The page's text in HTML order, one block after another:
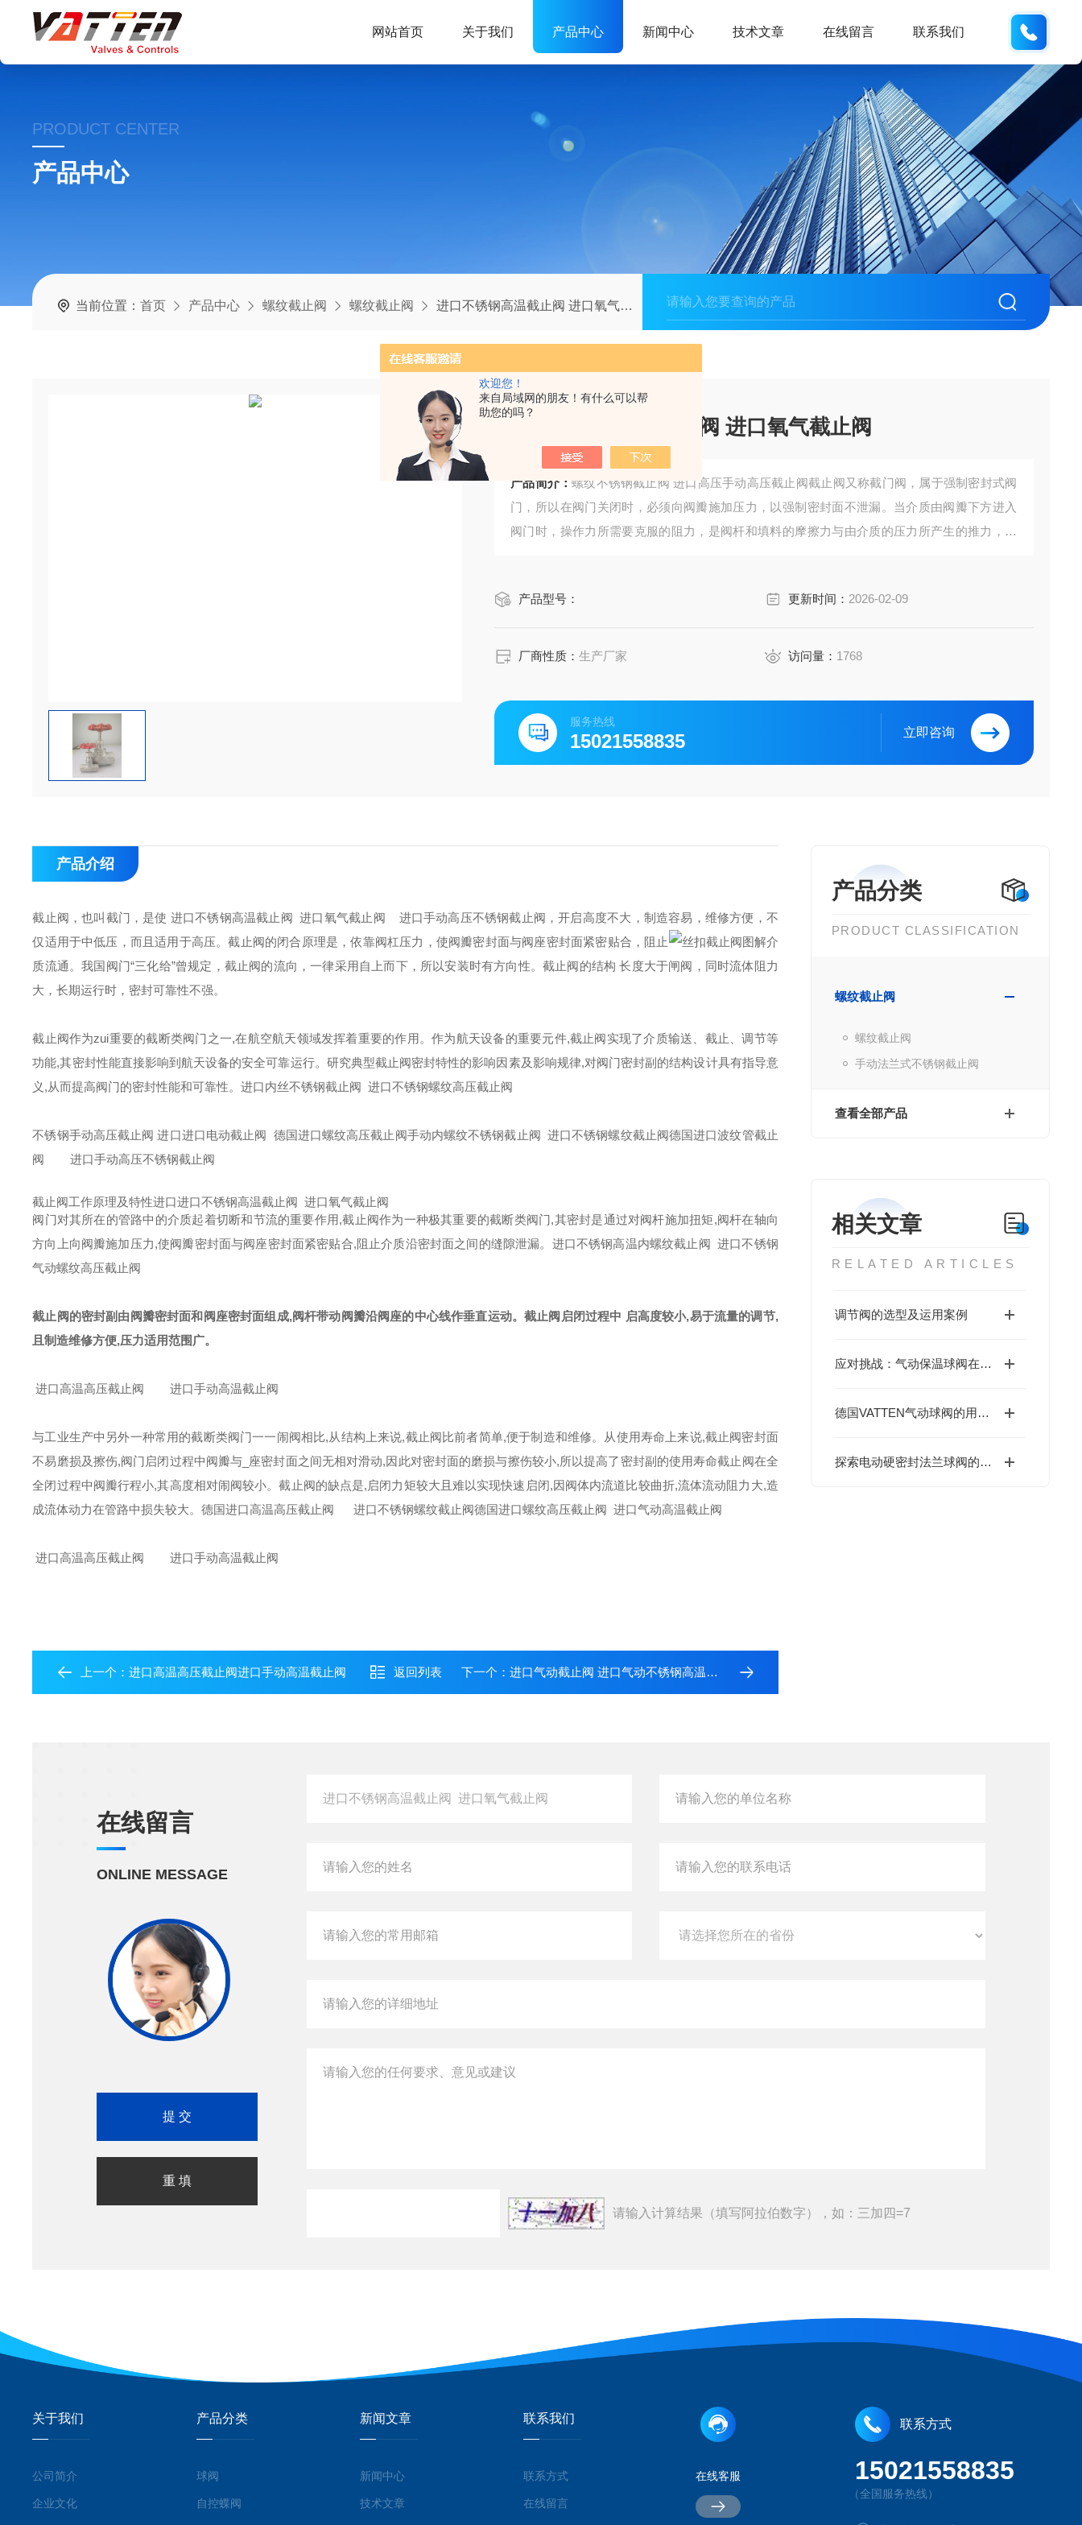
欢迎您！
来自局域网的朋友！有什么可以帮
助您的吗？
网站首页 关于我们 产品中心 新闻中心 技术文章 在线留言 联系我们
PRODUCT CENTER
产品中心
当前位置：首页 产品中心 螺纹截止阀 螺纹截止阀 进口不锈钢高温截止阀 进口氧气截止阀
进口不锈钢高温截止阀 进口氧气截止阀
产品简介：螺纹不锈钢截止阀 进口高压手动高压截止阀截止阀又称截门阀，属于强制密封式阀
门，所以在阀门关闭时，必须向阀瓣施加压力，以强制密封面不泄漏。当介质由阀瓣下方进入
阀门时，操作力所需要克服的阻力，是阀杆和填料的摩擦力与由介质的压力所产生的推力，关
产品型号：
更新时间： 2026-02-09
厂商性质：生产厂家 访问量： 1768
服务热线
15021558835 立即咨询
产品分类
PRODUCT CLASSIFICATION
螺纹截止阀
螺纹截止阀
手动法兰式不锈钢截止阀
查看全部产品
相关文章
RELATED ARTICLES
调节阀的选型及运用案例
应对挑战：气动保温球阀在特殊工况中的表现
德国VATTEN气动球阀的用途及结构特点 Q611
探索电动硬密封法兰球阀的应用行业
产品介绍
截止阀，也叫截门，是使 进口不锈钢高温截止阀 进口氧气截止阀 进口手动高压不锈钢截止阀，开启高度不大，制造容易，维修方便，不
仅适用于中低压，而且适用于高压。截止阀的闭合原理是，依靠阀杠压力，使阀瓣密封面与阀座密封面紧密贴合，阻止
介
质流通。我国阀门“三化给”曾规定，截止阀的流向，一律采用自上而下，所以安装时有方向性。截止阀的结构 长度大于闸阀，同时流体阻力
大，长期运行时，密封可靠性不强。
截止阀作为zui重要的截断类阀门之一,在航空航天领域发挥着重要的作用。作为航天设备的重要元件,截止阀实现了介质输送、截止、调节等
功能,其密封性能直接影响到航天设备的安全可靠运行。研究典型截止阀密封特性的影响因素及影响规律,对阀门密封副的结构设计具有指导意
义,从而提高阀门的密封性能和可靠性。进口内丝不锈钢截止阀 进口不锈钢螺纹高压截止阀
不锈钢手动高压截止阀 进口进口电动截止阀 德国进口螺纹高压截止阀手动内螺纹不锈钢截止阀 进口不锈钢螺纹截止阀德国进口波纹管截止
阀 进口手动高压不锈钢截止阀
截止阀工作原理及特性进口进口不锈钢高温截止阀 进口氧气截止阀
阀门对其所在的管路中的介质起着切断和节流的重要作用,截止阀作为一种极其重要的截断类阀门,其密封是通过对阀杆施加扭矩,阀杆在轴向
方向上向阀瓣施加压力,使阀瓣密封面与阀座密封面紧密贴合,阻止介质沿密封面之间的缝隙泄漏。进口不锈钢高温内螺纹截止阀 进口不锈钢
气动螺纹高压截止阀
截止阀的密封副由阀瓣密封面和阀座密封面组成,阀杆带动阀瓣沿阀座的中心线作垂直运动。截止阀启闭过程中 启高度较小,易于流量的调节,
且制造维修方便,压力适用范围广。
进口高温高压截止阀 进口手动高温截止阀
与工业生产中另外一种常用的截断类阀门一一闹阀相比,从结构上来说,截止阀比前者简单,便于制造和维修。从使用寿命上来说,截止阀密封面
不易磨损及擦伤,阀门启闭过程中阀瓣与_座密封面之间无相对滑动,因此对密封面的磨损与擦伤较小,所以提高了密封副的使用寿命截止阀在全
全闭过程中阀瓣行程小,其高度相对闹阀较小。截止阀的缺点是,启闭力矩较大且难以实现快速启闭,因阀体内流道比较曲折,流体流动阻力大,造
成流体动力在管路中损失较大。德国进口高温高压截止阀 进口不锈钢螺纹截止阀德国进口螺纹高压截止阀 进口气动高温截止阀
进口高温高压截止阀 进口手动高温截止阀
上一个：进口高温高压截止阀进口手动高温截止阀 返回列表 下一个： 进口气动截止阀 进口气动不锈钢高温螺纹截止阀
在线留言
ONLINE MESSAGE
请输入计算结果（填写阿拉伯数字），如：三加四=7
关于我们
公司简介
企业文化
产品分类
球阀
自控蝶阀
新闻文章
新闻中心
技术文章
联系我们
联系方式
在线留言
在线客服
联系方式
15021558835
（全国服务热线）